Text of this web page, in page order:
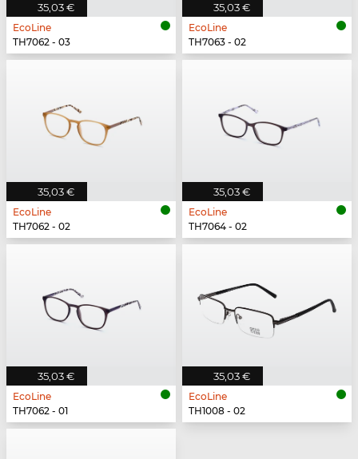
35,03 €
EcoLine
TH7062 - 03
35,03 €
EcoLine
TH7063 - 02
35,03 €
EcoLine
TH7062 - 02
35,03 €
EcoLine
TH7064 - 02
35,03 €
EcoLine
TH7062 - 01
35,03 €
EcoLine
TH1008 - 02